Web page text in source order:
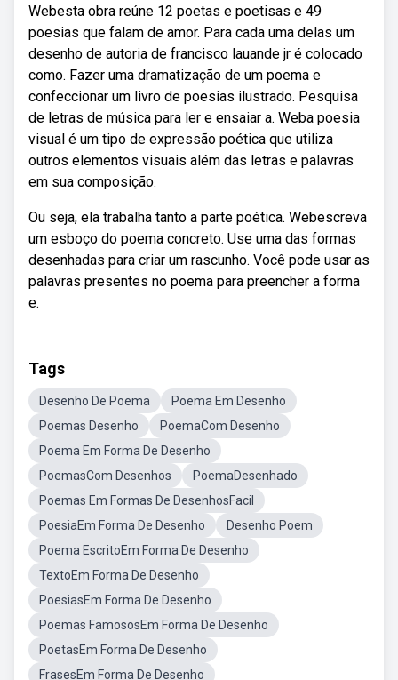
Webesta obra reúne 12 poetas e poetisas e 49
poesias que falam de amor. Para cada uma delas um
desenho de autoria de francisco lauande jr é colocado
como. Fazer uma dramatização de um poema e
confeccionar um livro de poesias ilustrado. Pesquisa
de letras de música para ler e ensaiar a. Weba poesia
visual é um tipo de expressão poética que utiliza
outros elementos visuais além das letras e palavras
em sua composição.
Ou seja, ela trabalha tanto a parte poética. Webescreva
um esboço do poema concreto. Use uma das formas
desenhadas para criar um rascunho. Você pode usar as
palavras presentes no poema para preencher a forma
e.
Tags
Desenho De Poema
Poema Em Desenho
Poemas Desenho
PoemaCom Desenho
Poema Em Forma De Desenho
PoemasCom Desenhos
PoemaDesenhado
Poemas Em Formas De DesenhosFacil
PoesiaEm Forma De Desenho
Desenho Poem
Poema EscritoEm Forma De Desenho
TextoEm Forma De Desenho
PoesiasEm Forma De Desenho
Poemas FamososEm Forma De Desenho
PoetasEm Forma De Desenho
FrasesEm Forma De Desenho